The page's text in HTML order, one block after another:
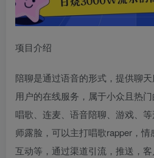
项目介绍
陪聊是通过语音的形式，提供聊
用户的在线服务，属于小众且热
唱歌、连麦、语音陪聊、游戏、
师露脸，可以主打唱歌rapper，
互动等，通过渠道引流，推送，客